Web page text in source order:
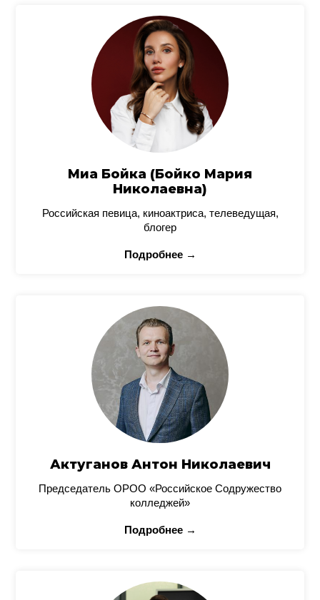
Миа Бойка (Бойко Мария
Николаевна)
Российская певица, киноактриса, телеведущая,
блогер
Подробнее →
Актуганов Антон Николаевич
Председатель ОРОО «Российское Содружество
колледжей»
Подробнее →